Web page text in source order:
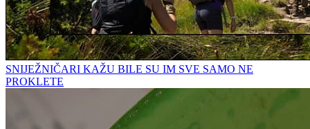
SNIJEŽNIČARI KAŽU BILE SU IM SVE SAMO NE
PROKLETE